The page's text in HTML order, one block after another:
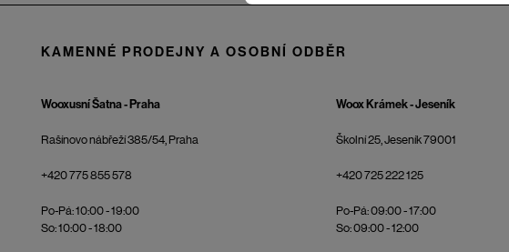
KAMENNÉ PRODEJNY A OSOBNÍ ODBĚR
Wooxusní Šatna - Praha
Rašínovo nábřeží 385/54, Praha
+420 775 855 578
Po-Pá: 10:00 - 19:00
So: 10:00 - 18:00
Woox Krámek - Jeseník
Školní 25, Jeseník 79001
+420 725 222 125
Po-Pá: 09:00 - 17:00
So: 09:00 - 12:00